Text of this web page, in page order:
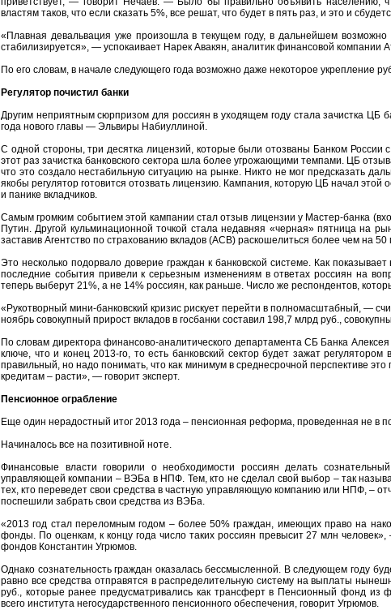
властям таков, что если сказать 5%, все решат, что будет в пять раз, и это и
«Плавная девальвация уже произошла в текущем году, в дальнейшем
стабилизируется», — успокаивает Нарек Авакян, аналитик финансовой компании
По его словам, в начале следующего года возможно даже некоторое укрепление
Регулятор почистил банки
Другим неприятным сюрпризом для россиян в уходящем году стала зачистка ЦБ
года нового главы — Эльвиры Набиуллиной.
С одной стороны, три десятка лицензий, которые были отозваны Банком
этот раз зачистка банковского сектора шла более угрожающими темпами. ЦБ
что это создало нестабильную ситуацию на рынке. Никто не мог предсказать
якобы регулятор готовится отозвать лицензию. Кампания, которую ЦБ начал
и панике вкладчиков.
Самым громким событием этой кампании стал отзыв лицензии у Мастер-банка
Путин. Другой кульминационной точкой стала недавняя «черная» пятница на
заставив Агентство по страхованию вкладов (АСВ) раскошелиться более чем на
Это несколько подорвало доверие граждан к банковской системе. Как
последние события привели к серьезным изменениям в ответах россиян на
теперь выберут 21%, а не 14% россиян, как раньше. Число же респондентов,
«Рукотворный мини-банковский кризис рискует перейти в полномасштабный, —
ноябрь совокупный прирост вкладов в госбанки составил 198,7 млрд руб.,
По словам директора финансово-аналитического департамента СБ Банка
ключе, что и конец 2013-го, то есть банковский сектор будет зажат
правильный, но надо понимать, что как минимум в среднесрочной перспективе это
кредитам – расти», — говорит эксперт.
Пенсионное ограбление
Еще один нерадостный итог 2013 года – пенсионная реформа, проведенная не в
Начиналось все на позитивной ноте.
Финансовые власти говорили о необходимости россиян делать
управляющей компании – ВЭБа в НПФ. Тем, кто не сделал свой выбор – так
тех, кто переведет свои средства в частную управляющую компанию или НПФ, –
поспешили забрать свои средства из ВЭБа.
«2013 год стал переломным годом – более 50% граждан, имеющих право на
фонды. По оценкам, к концу года число таких россиян превысит 27 млн
фондов Константин Угрюмов.
Однако сознательность граждан оказалась бессмысленной. В следующем году
равно все средства отправятся в распределительную систему на выплаты
руб., которые ранее предусматривались как трансферт в Пенсионный фонд из
всего института негосударственного пенсионного обеспечения, говорит Угрюмов.